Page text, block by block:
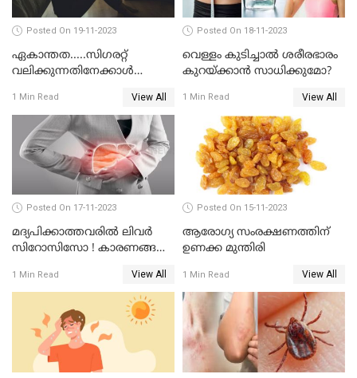
Posted On 19-11-2023
ഏകാന്തത.....സിഗരറ്റ്
വലിക്കുന്നതിനേക്കാള്‍
പഠനങ്ങള്‍
1 Min Read View All
Posted On 18-11-2023
വെള്ളം കുടിച്ചാല്‍ ശരീരഭാരം
കുറയ്ക്കാന്‍ സാധിക്കുമോ?
1 Min Read View All
Posted On 17-11-2023
മദ്യപിക്കാത്തവരില്‍ ലിവര്‍
സിറോസിസോ ! കാരണങ്ങള്‍
1 Min Read View All
Posted On 15-11-2023
ആരോഗ്യ സംരക്ഷണത്തിന്
ഉണക്ക മുന്തിരി
1 Min Read View All